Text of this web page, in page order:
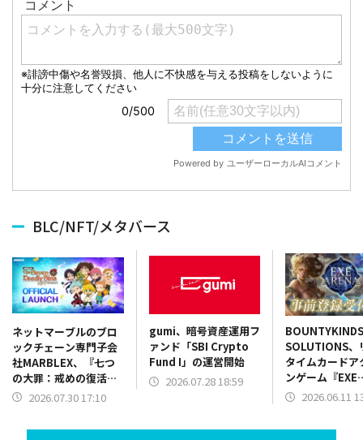
BLC/NFT/メタバース
ネットマーブルのブロ
ックチェーン専門子会
社MARBLEX、『七つ
の大罪：戒めの復活
NFT』を正式リリース
2026.07.30 17:10
gumi、暗号資産運用フ
ァンド「SBI Crypto
Fund I」の運営開始
2026.07.28 18:59
BOUNTYKINDS
SOLUTIONS、
タイムカードア
ンゲーム『EXE
ARENA』が事
2026.06.11